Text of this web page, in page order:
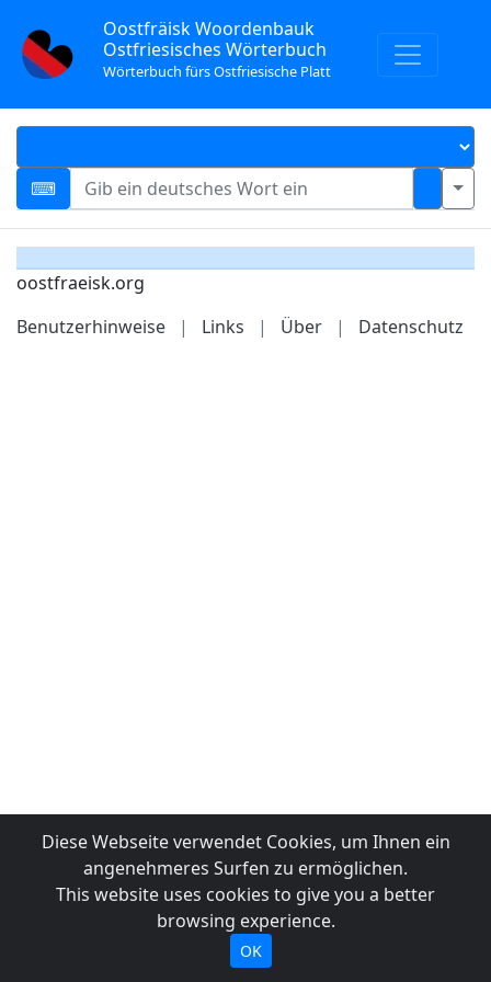
Oostfräisk Woordenbauk
Ostfriesisches Wörterbuch
Wörterbuch fürs Ostfriesische Platt
oostfraeisk.org
Benutzerhinweise
| Links | Über | Datenschutz
Diese Webseite verwendet Cookies, um Ihnen ein
angenehmeres Surfen zu ermöglichen.
This website uses cookies to give you a better
browsing experience.
OK